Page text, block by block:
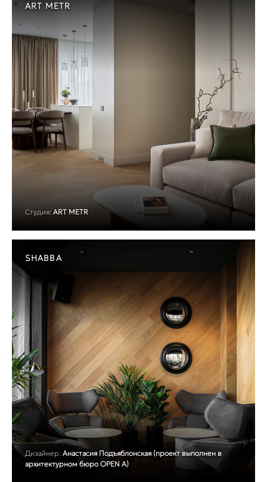
ART METR
Студия: ART METR
SHABBA
Дизайнер: Анастасия Подъяблонская (проект выполнен в
архитектурном бюро OPEN A)